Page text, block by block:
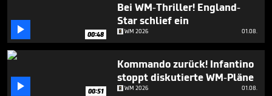
 00:48
Bei WM-Thriller! England-
Star schlief ein
WM 2026 01.08.
 00:51
Kommando zurück! Infantino
stoppt diskutierte WM-Pläne
WM 2026 01.08.